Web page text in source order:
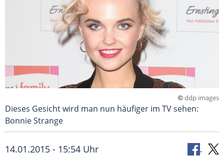
©ddp images
Dieses Gesicht wird man nun häufiger im TV sehen:
Bonnie Strange
14.01.2015 - 15:54 Uhr